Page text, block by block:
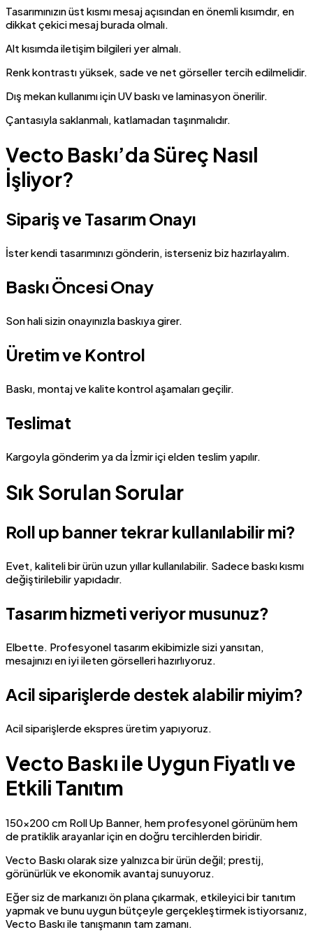
Tasarımınızın üst kısmı mesaj açısından en önemli kısımdır, en
dikkat çekici mesaj burada olmalı.
Alt kısımda iletişim bilgileri yer almalı.
Renk kontrastı yüksek, sade ve net görseller tercih edilmelidir.
Dış mekan kullanımı için UV baskı ve laminasyon önerilir.
Çantasıyla saklanmalı, katlamadan taşınmalıdır.
Vecto Baskı’da Süreç Nasıl
İşliyor?
Sipariş ve Tasarım Onayı
İster kendi tasarımınızı gönderin, isterseniz biz hazırlayalım.
Baskı Öncesi Onay
Son hali sizin onayınızla baskıya girer.
Üretim ve Kontrol
Baskı, montaj ve kalite kontrol aşamaları geçilir.
Teslimat
Kargoyla gönderim ya da İzmir içi elden teslim yapılır.
Sık Sorulan Sorular
Roll up banner tekrar kullanılabilir mi?
Evet, kaliteli bir ürün uzun yıllar kullanılabilir. Sadece baskı kısmı
değiştirilebilir yapıdadır.
Tasarım hizmeti veriyor musunuz?
Elbette. Profesyonel tasarım ekibimizle sizi yansıtan,
mesajınızı en iyi ileten görselleri hazırlıyoruz.
Acil siparişlerde destek alabilir miyim?
Acil siparişlerde ekspres üretim yapıyoruz.
Vecto Baskı ile Uygun Fiyatlı ve
Etkili Tanıtım
150×200 cm Roll Up Banner, hem profesyonel görünüm hem
de pratiklik arayanlar için en doğru tercihlerden biridir.
Vecto Baskı olarak size yalnızca bir ürün değil; prestij,
görünürlük ve ekonomik avantaj sunuyoruz.
Eğer siz de markanızı ön plana çıkarmak, etkileyici bir tanıtım
yapmak ve bunu uygun bütçeyle gerçekleştirmek istiyorsanız,
Vecto Baskı ile tanışmanın tam zamanı.